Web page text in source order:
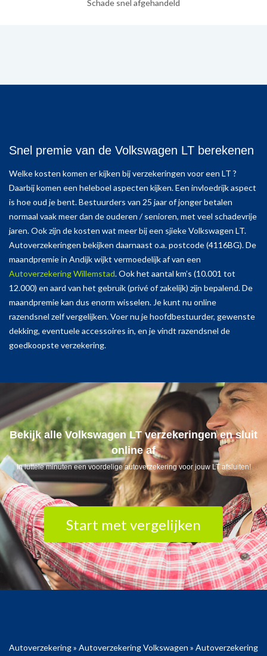
Schade snel afgehandeld
Snel premie van de Volkswagen LT berekenen
Welke kosten komen er kijken bij verzekeringen voor een LT ?
Daarbij komen een heleboel aspecten kijken. Een invloedrijk aspect
is hoe oud je bent. Bestuurders van 25 jaar of jonger betalen
normaal vaak meer dan de ouderen / senioren, met veel schadevrije
jaren. Ook zijn de kosten wat meer bij een sjieke Volkswagen LT.
Autoverzekeringen bekijken daarnaast o.a. postcode (4116BG). De
maandpremie in Andijk wijkt vermoedelijk af van een
Autoverzekering Willemstad. Ook het aantal km’s (10.001 tot
12.000) en aard van het gebruik (privé of zakelijk) zijn bepalend. De
maandpremie kan dus enorm wisselen. Je kunt nu online
razendsnel zelf vergelijken. Voer nu je hoofdbestuurder, gewenste
dekking, eventuele accessoires in, en je vindt razendsnel de
goedkoopste verzekering.
Bekijk alle Volkswagen LT verzekeringen en sluit
online af
In luttele minuten een voordelige autoverzekering voor jouw LT afsluiten!
Start met vergelijken
Autoverzekering» Autoverzekering Volkswagen » Autoverzekering